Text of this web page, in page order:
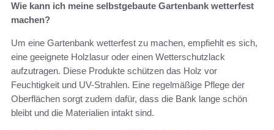
Wie kann ich meine selbstgebaute Gartenbank wetterfest
machen?
Um eine Gartenbank wetterfest zu machen, empfiehlt es sich,
eine geeignete Holzlasur oder einen Wetterschutzlack
aufzutragen. Diese Produkte schützen das Holz vor
Feuchtigkeit und UV-Strahlen. Eine regelmäßige Pflege der
Oberflächen sorgt zudem dafür, dass die Bank lange schön
bleibt und die Materialien intakt sind.